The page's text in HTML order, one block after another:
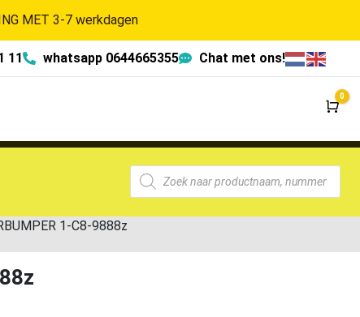
MET 3-7 werkdagen
11 whatsapp 0644665355 Chat met ons!
0
1-C8-9888z